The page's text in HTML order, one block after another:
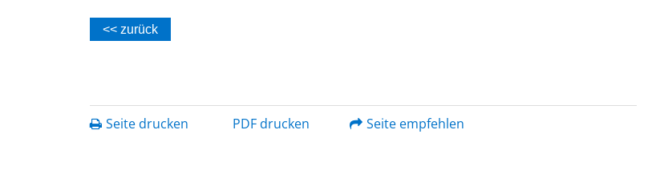
<< zurück
Seite drucken PDF drucken Seite empfehlen